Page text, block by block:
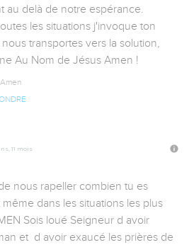
au delà de notre espérance.
les situations j'invoque ton
transportes vers la solution,
Au Nom de Jésus Amen !
11 mois
nous rapeller combien tu es
dans les situations les plus
Sois loué Seigneur d avoir
et  d avoir exaucé les prières de